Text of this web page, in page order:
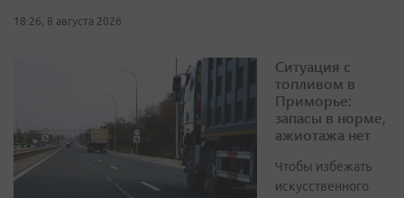
18:26, 8 августа 2026
Ситуация с
топливом в
Приморье:
запасы в норме,
ажиотажа нет
Чтобы избежать
искусственного